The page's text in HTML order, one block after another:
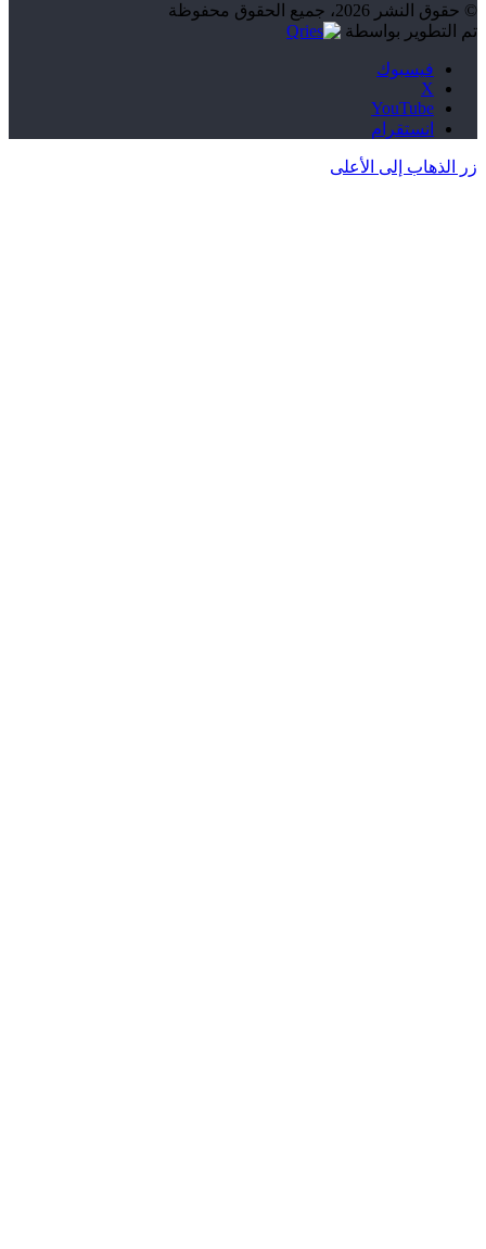
© حقوق النشر 2026، جميع الحقوق محفوظة
تم التطوير بواسطة
فيسبوك
‫X
‫YouTube
انستقرام
زر الذهاب إلى الأعلى